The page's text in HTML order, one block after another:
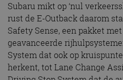
Subaru mikt op ‘nul
rust de E-Outback daarom
Safety Sense, een pakket
geavanceerde
System dat ook op
herkent, tot Lane Change